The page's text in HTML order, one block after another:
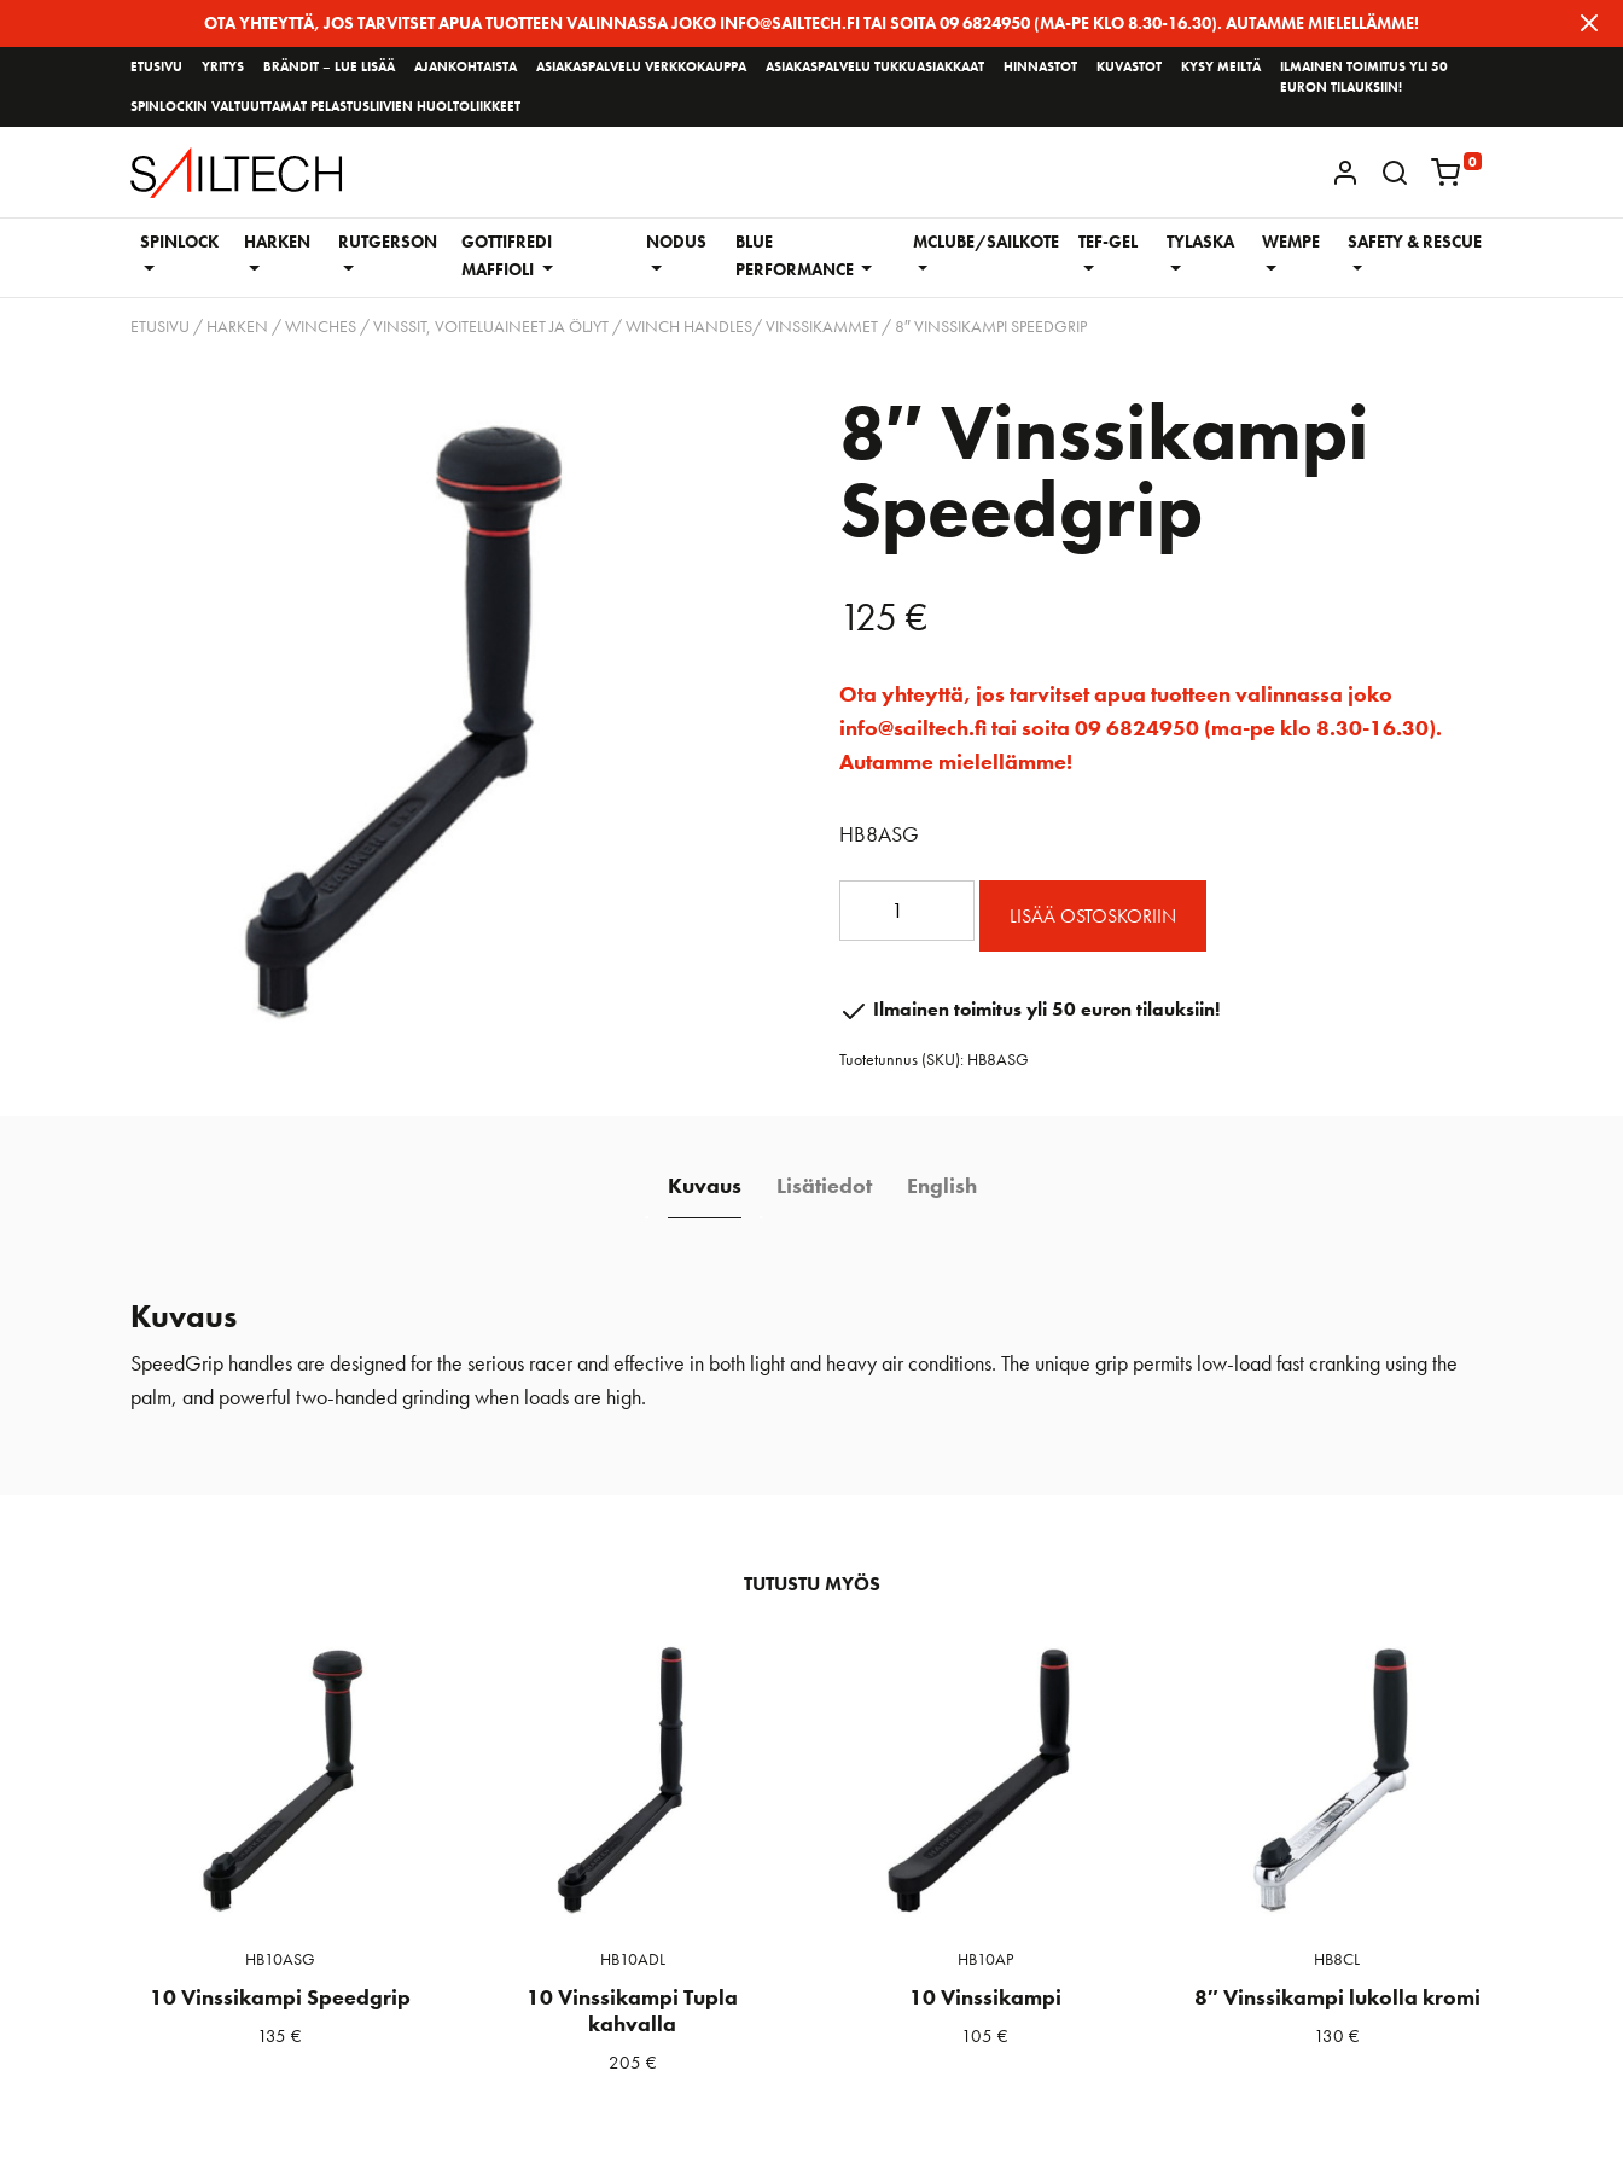
OTA YHTEYTTÄ, JOS TARVITSET APUA TUOTTEEN VALINNASSA JOKO INFO@SAILTECH.FI TAI SOITA 09 6824950 (MA-PE KLO 8.30-16.30). AUTAMME MIELELLÄMME!
ETUSIVU YRITYS BRÄNDIT – LUE LISÄÄ AJANKOHTAISTA ASIAKASPALVELU VERKKOKAUPPA ASIAKASPALVELU TUKKUASIAKKAAT HINNASTOT KUVASTOT KYSY MEILTÄ
SPINLOCKIN VALTUUTTAMAT PELASTUSLIIVIEN HUOLTOLIIKKEET
ILMAINEN TOIMITUS YLI 50
EURON TILAUKSIIN!
KIRJAUDU / REKISTERÖIDY
0
SPINLOCK HARKEN RUTGERSON
GOTTIFREDI
MAFFIOLI
NODUS
BLUE
PERFORMANCE
MCLUBE/SAILKOTE TEF-GEL TYLASKA WEMPE SAFETY & RESCUE
ETUSIVU / HARKEN /WINCHES / VINSSIT, VOITELUAINEET JA ÖLJYT/WINCH HANDLES/ VINSSIKAMMET/ 8″ VINSSIKAMPI SPEEDGRIP
8″ Vinssikampi
Speedgrip
125 €
Ota yhteyttä, jos tarvitset apua tuotteen valinnassa joko
info@sailtech.fi tai soita 09 6824950 (ma-pe klo 8.30-16.30).
Autamme mielellämme!
HB8ASG
määrä
LISÄÄ OSTOSKORIIN
Ilmainen toimitus yli 50 euron tilauksiin!
Tuotetunnus (SKU): HB8ASG
Kuvaus Lisätiedot English
Kuvaus
SpeedGrip handles are designed for the serious racer and effective in both light and heavy air conditions. The unique grip permits low-load fast cranking using the
palm, and powerful two-handed grinding when loads are high.
TUTUSTU MYÖS
HB10ASG
10 Vinssikampi Speedgrip
135€
HB10ADL
10 Vinssikampi Tupla
kahvalla
205 €
HB10AP
10 Vinssikampi
105€
HB8CL
8″ Vinssikampi lukolla kromi
130€